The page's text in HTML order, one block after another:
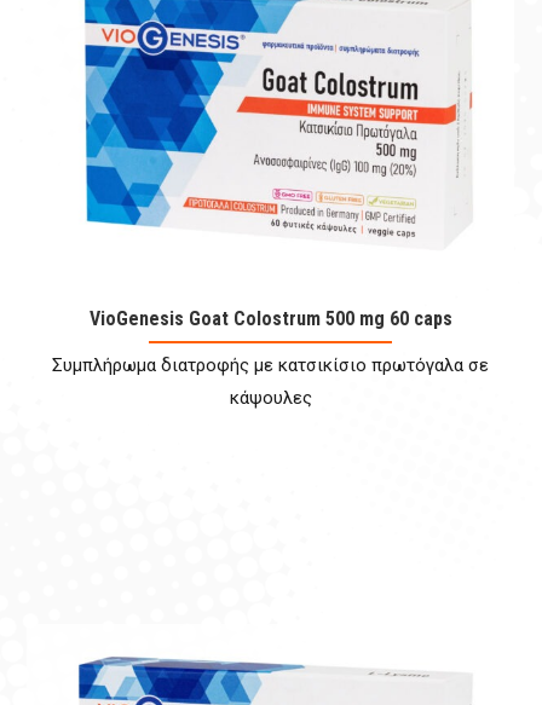
VioGenesis Goat Colostrum 500 mg 60 caps
Συμπλήρωμα διατροφής με κατσικίσιο πρωτόγαλα σε
κάψουλες